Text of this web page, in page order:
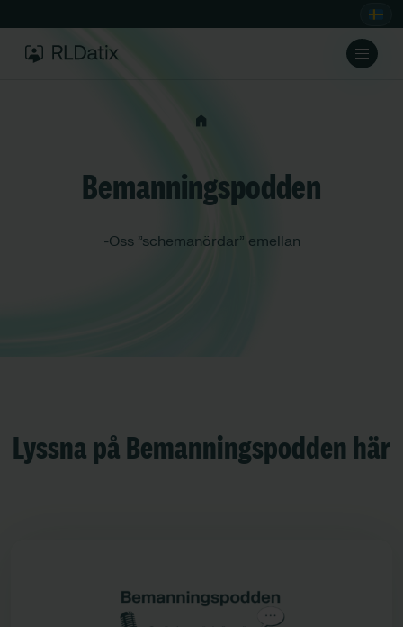
Bemanningspodden
-Oss ”schemanördar” emellan
Lyssna på Bemanningspodden här